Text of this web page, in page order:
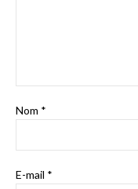
Nom *
E-mail *